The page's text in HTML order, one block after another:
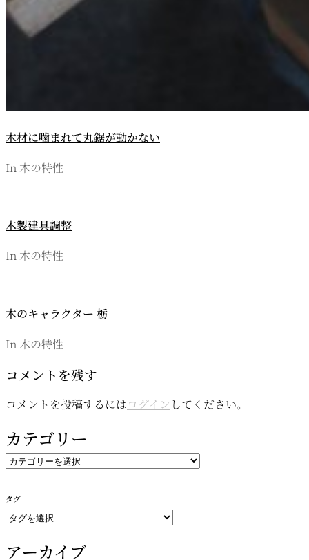
木材に噛まれて丸鋸が動かない
In 木の特性
木製建具調整
In 木の特性
木のキャラクター 栃
In 木の特性
コメントを残す
コメントを投稿するにはログイン してください。
カテゴリー
カ
リ
ー
タグ
アーカイブ